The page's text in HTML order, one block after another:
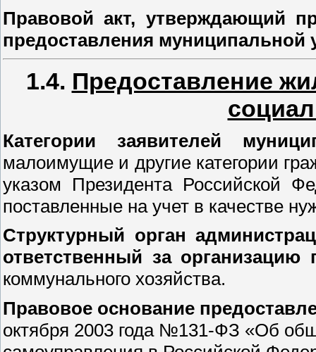
Правовой акт, утверждающий
предоставления муниципальной
1.4. Предоставление
Категории заявителей
малоимущие и другие категории
указом Президента Российской
поставленные на учет в качестве
Структурный орган
ответственный за организацию
коммунального хозяйства.
Правовое основание
октября 2003 года №131-ФЗ «Об